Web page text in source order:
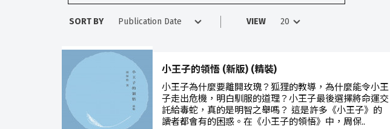
SORT BY VIEW
小王子的領悟 (新版) (精裝)
小王子為什麼要離開玫瑰？狐狸的教導，為什麼能令小王
子走出危機，明白馴服的道理？小王子最後選擇將命運交
託給毒蛇，真的是明智之舉嗎？ 這是許多《小王子》的
讀者都會有的困惑。在《小王子的領悟》中，周保..